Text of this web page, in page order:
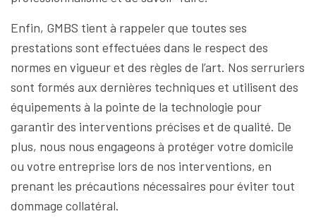
Enfin, GMBS tient à rappeler que toutes ses
prestations sont effectuées dans le respect des
normes en vigueur et des règles de l’art. Nos serruriers
sont formés aux dernières techniques et utilisent des
équipements à la pointe de la technologie pour
garantir des interventions précises et de qualité. De
plus, nous nous engageons à protéger votre domicile
ou votre entreprise lors de nos interventions, en
prenant les précautions nécessaires pour éviter tout
dommage collatéral.